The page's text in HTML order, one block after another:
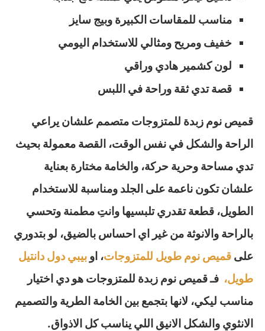
مناسب للمقاسات الكبيرة وبيج سايز
خفيف ومريح ومثالي للاستخدام اليومي
لون كشمير هادي وراقي
قصة تدي ثقة وراحة في اللبس
قميص نوم زبدة للمتزوجات متصمم علشان يراعي
الراحة والشكل في نفس الوقت، القصة معمولة بحيث
تدي مساحة وحرية حركة، والخامة مختارة بعناية
علشان تكون ناعمة على الجلد ومناسبة للاستخدام
الطويل، قطعة تقدري تلبسيها وانتِ مطمنة وتحسي
بالراحة والانوثة من غير اي احساس بالضيق، لو بتدوري
على قميص نوم طويل للمتزوجات، او بيبي دول دانتيل
طويل، فـ قميص نوم زبدة للمتزوجات هو دي اختيار
مناسب ليكي، لانها بتجمع بين الخامة الطرية والتصميم
الانثوي والشكل الانيق اللي يناسب كل الاذواق.